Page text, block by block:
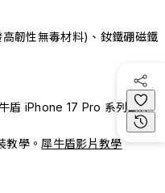
韌性無毒材料)、釹鐵硼磁鐵
盾 iPhone 17 Pro 系列配件
教學。 犀牛盾影片教學